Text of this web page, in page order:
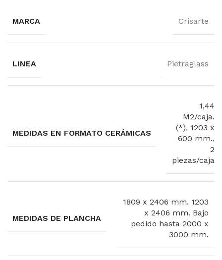
MARCA Crisarte
LINEA Pietraglass
MEDIDAS EN FORMATO CERÁMICAS
1,44
M2/caja.
(*), 1203 x
600 mm.,
2
piezas/caja
MEDIDAS DE PLANCHA
1809 x 2406 mm. 1203
x 2406 mm. Bajo
pedido hasta 2000 x
3000 mm.